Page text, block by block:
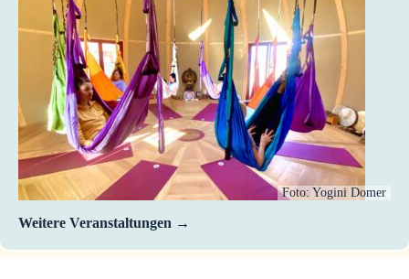
Foto: Yogini Domer
Weitere Veranstaltungen